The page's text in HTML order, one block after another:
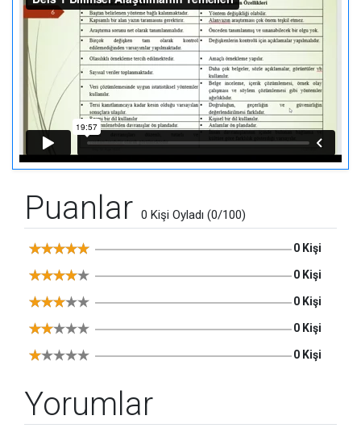
Puanlar 0 Kişi Oyladı (0/100)
0 Kişi
0 Kişi
0 Kişi
0 Kişi
0 Kişi
Yorumlar